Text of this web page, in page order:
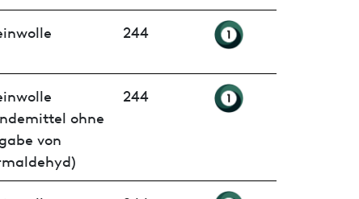
244
ohne
von
244